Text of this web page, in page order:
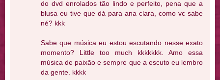
do dvd enrolados tão lindo e perfeito, pena que a
blusa eu tive que dá para ana clara, como vc sabe
né? kkk
Sabe que música eu estou escutando nesse exato
momento? Little too much kkkkkkk. Amo essa
música de paixão e sempre que a escuto eu lembro
da gente. kkkk